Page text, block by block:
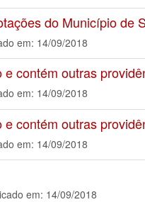
do Município de
em: 14/09/2018
contém outras
em: 14/09/2018
contém outras
em: 14/09/2018
em: 14/09/2018